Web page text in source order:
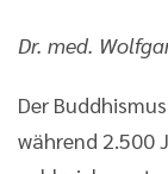
Dr. med.
Der
während 2.500